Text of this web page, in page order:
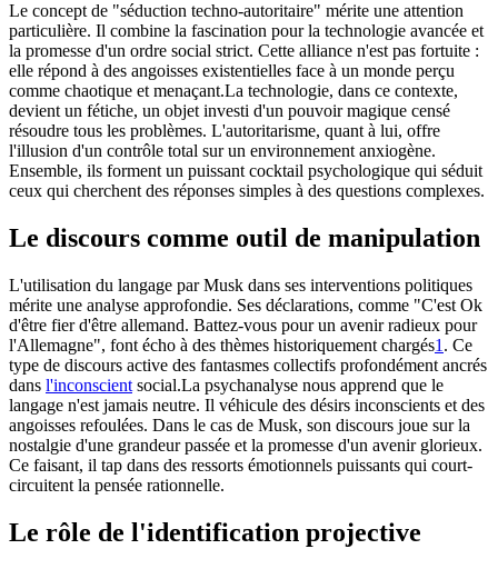
Le concept de "séduction techno-autoritaire" mérite une attention
particulière. Il combine la fascination pour la technologie avancée et
la promesse d'un ordre social strict. Cette alliance n'est pas fortuite :
elle répond à des angoisses existentielles face à un monde perçu
comme chaotique et menaçant.La technologie, dans ce contexte,
devient un fétiche, un objet investi d'un pouvoir magique censé
résoudre tous les problèmes. L'autoritarisme, quant à lui, offre
l'illusion d'un contrôle total sur un environnement anxiogène.
Ensemble, ils forment un puissant cocktail psychologique qui séduit
ceux qui cherchent des réponses simples à des questions complexes.
Le discours comme outil de manipulation
L'utilisation du langage par Musk dans ses interventions politiques
mérite une analyse approfondie. Ses déclarations, comme "C'est Ok
d'être fier d'être allemand. Battez-vous pour un avenir radieux pour
l'Allemagne", font écho à des thèmes historiquement chargés1 . Ce
type de discours active des fantasmes collectifs profondément ancrés
dans l'inconscient social.La psychanalyse nous apprend que le
langage n'est jamais neutre. Il véhicule des désirs inconscients et des
angoisses refoulées. Dans le cas de Musk, son discours joue sur la
nostalgie d'une grandeur passée et la promesse d'un avenir glorieux.
Ce faisant, il tap dans des ressorts émotionnels puissants qui court-
circuitent la pensée rationnelle.
Le rôle de l'identification projective